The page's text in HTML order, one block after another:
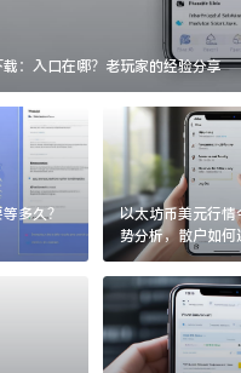
：入口在哪？老玩家的经验分享
多久？
以太坊币美元行情
势分析，散户如何
跌被套牢